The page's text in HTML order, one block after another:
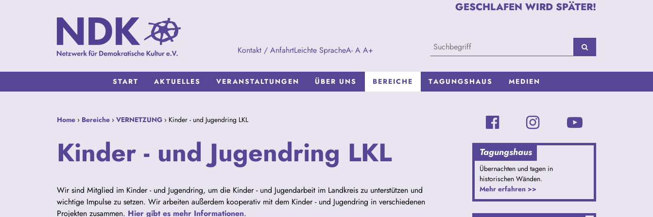
Kontakt / AnfahrtLeichte SpracheA- A A+
GESCHLAFEN WIRD SPÄTER!
START AKTUELLES VERANSTALTUNGEN ÜBER UNS BEREICHE TAGUNGSHAUS MEDIEN
Home › Bereiche › VERNETZUNG › Kinder - und Jugendring LKL
Kinder - und Jugendring LKL
Wir sind Mitglied im Kinder - und Jugendring, um die Kinder - und Jugendarbeit im Landkreis zu unterstützen und
wichtige Impulse zu setzen. Wir arbeiten außerdem kooperativ mit dem Kinder - und Jugendring in verschiedenen
Projekten zusammen. Hier gibt es mehr Informationen.
Tagungshaus
Übernachten und tagen in
historischen Wänden.
Mehr erfahren >>